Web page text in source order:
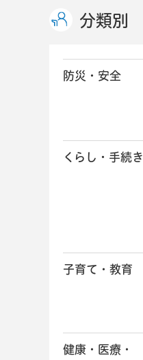
分類別
防災・安全
くらし・手続き
子育て・教育
健康・医療・